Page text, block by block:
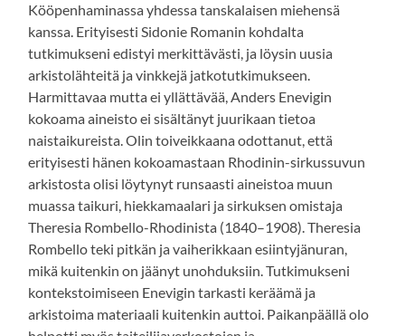
Kööpenhaminassa yhdessa tanskalaisen miehensä
kanssa. Erityisesti Sidonie Romanin kohdalta
tutkimukseni edistyi merkittävästi, ja löysin uusia
arkistolähteitä ja vinkkejä jatkotutkimukseen.
Harmittavaa mutta ei yllättävää, Anders Enevigin
kokoama aineisto ei sisältänyt juurikaan tietoa
naistaikureista. Olin toiveikkaana odottanut, että
erityisesti hänen kokoamastaan Rhodinin-sirkussuvun
arkistosta olisi löytynyt runsaasti aineistoa muun
muassa taikuri, hiekkamaalari ja sirkuksen omistaja
Theresia Rombello-Rhodinista (1840–1908). Theresia
Rombello teki pitkän ja vaiherikkaan esiintyjänuran,
mikä kuitenkin on jäänyt unohduksiin. Tutkimukseni
kontekstoimiseen Enevigin tarkasti keräämä ja
arkistoima materiaali kuitenkin auttoi. Paikanpäällä olo